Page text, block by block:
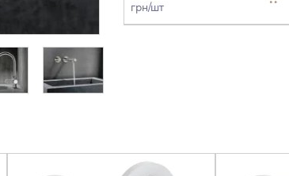
грн/шт